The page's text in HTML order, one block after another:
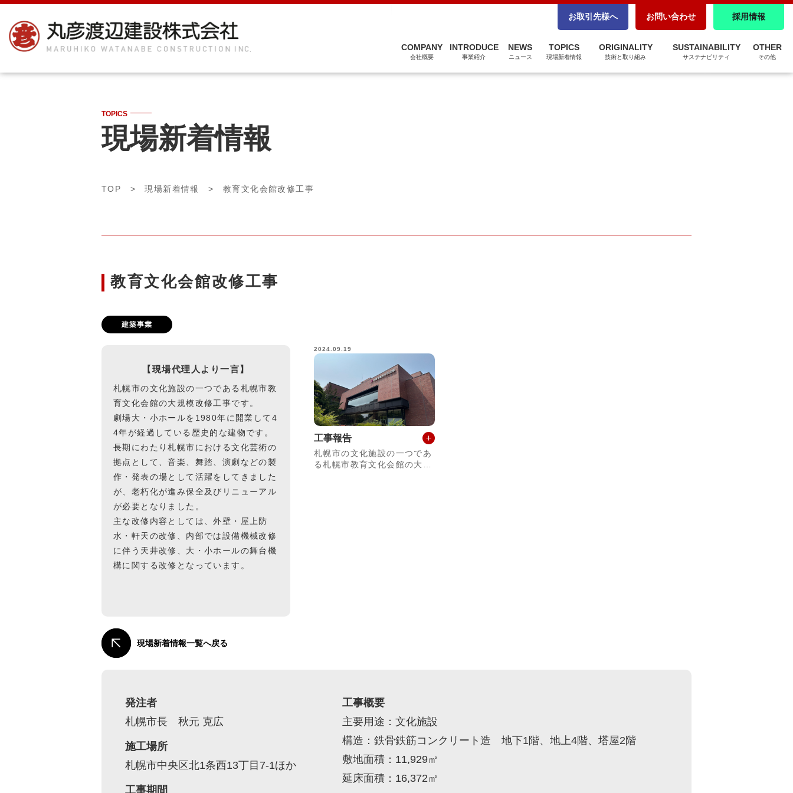
COMPANY
会社概要
INTRODUCE
事業紹介
NEWS
ニュース
TOPICS
現場新着情報
ORIGINALITY
技術と取り組み
SUSTAINABILITY
サステナビリティ
OTHER
その他
パートナーシップ構築宣言
ZEBへの取り組み
お取引先様へ お問い合わせ 採用情報
TOPICS
現場新着情報
TOP >現場新着情報 > 教育文化会館改修工事
教育文化会館改修工事
建築事業
【現場代理人より一言】
札幌市の文化施設の一つである札幌市教
育文化会館の大規模改修工事です。
劇場大・小ホールを1980年に開業して4
4年が経過している歴史的な建物です。
長期にわたり札幌市における文化芸術の
拠点として、音楽、舞踏、演劇などの製
作・発表の場として活躍をしてきました
が、老朽化が進み保全及びリニューアル
が必要となりました。
主な改修内容としては、外壁・屋上防
水・軒天の改修、内部では設備機械改修
に伴う天井改修、大・小ホールの舞台機
構に関する改修となっています。
現場新着情報一覧へ戻る
2024.09.19
工事報告
札幌市の文化施設の一つであ
る札幌市教育文化会館の大規
発注者
札幌市長 秋元 克広
施工場所
札幌市中央区北1条西13丁目7-1ほか
工事期間
工事概要
主要用途：文化施設
構造：鉄骨鉄筋コンクリート造 地下1階、地上4階、塔屋2階
敷地面積：11,929㎡
延床面積：16,372㎡